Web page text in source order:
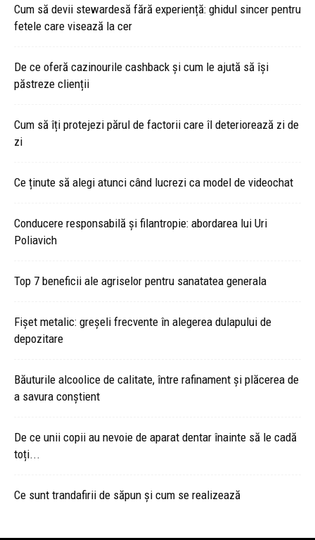
Cum să devii stewardesă fără experiență: ghidul sincer pentru
fetele care visează la cer
De ce oferă cazinourile cashback și cum le ajută să își
păstreze clienții
Cum să îți protejezi părul de factorii care îl deteriorează zi de
zi
Ce ținute să alegi atunci când lucrezi ca model de videochat
Conducere responsabilă și filantropie: abordarea lui Uri
Poliavich
Top 7 beneficii ale agriselor pentru sanatatea generala
Fișet metalic: greșeli frecvente în alegerea dulapului de
depozitare
Băuturile alcoolice de calitate, între rafinament și plăcerea de
a savura conștient
De ce unii copii au nevoie de aparat dentar înainte să le cadă
toți...
Ce sunt trandafirii de săpun și cum se realizează